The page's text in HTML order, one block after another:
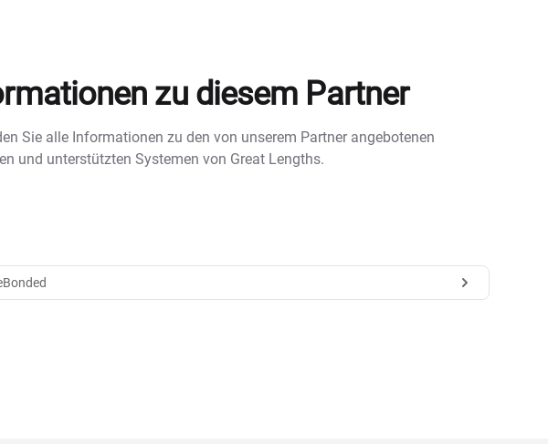
zu diesem Partner
Sie alle Informationen zu den von unserem Partner angebotenen
und unterstützten Systemen von Great Lengths.